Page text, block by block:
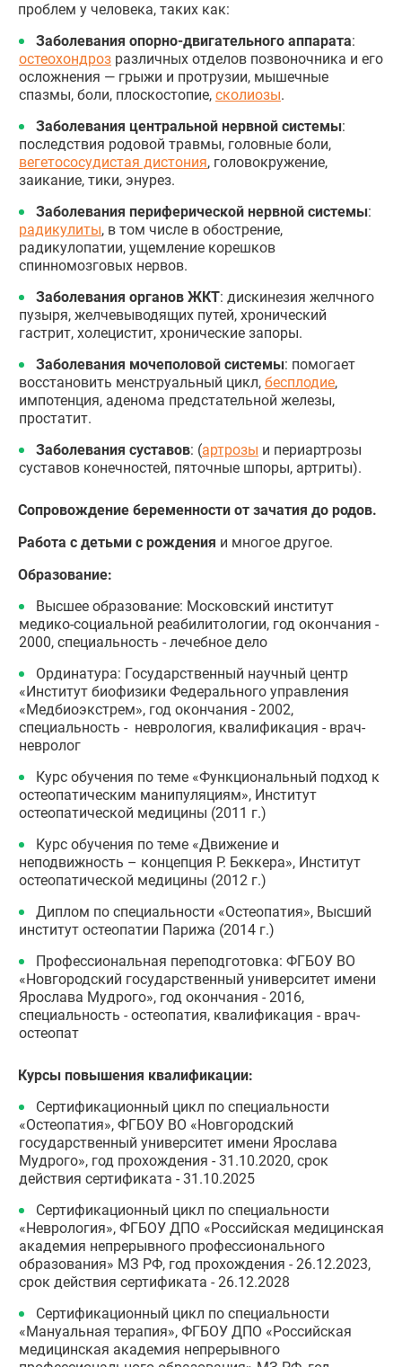
проблем у человека, таких как:
Заболевания опорно-двигательного аппарата:
остеохондроз различных отделов позвоночника и его
осложнения — грыжи и протрузии, мышечные
спазмы, боли, плоскостопие, сколиозы.
Заболевания центральной нервной системы:
последствия родовой травмы, головные боли,
вегетососудистая дистония, головокружение,
заикание, тики, энурез.
Заболевания периферической нервной системы:
радикулиты, в том числе в обострение,
радикулопатии, ущемление корешков
спинномозговых нервов.
Заболевания органов ЖКТ: дискинезия желчного
пузыря, желчевыводящих путей, хронический
гастрит, холецистит, хронические запоры.
Заболевания мочеполовой системы: помогает
восстановить менструальный цикл, бесплодие,
импотенция, аденома предстательной железы,
простатит.
Заболевания суставов: (артрозы и периартрозы
суставов конечностей, пяточные шпоры, артриты).
Сопровождение беременности от зачатия до родов.
Работа с детьми с рождения и многое другое.
Образование:
Высшее образование: Московский институт
медико-социальной реабилитологии, год окончания -
2000, специальность - лечебное дело
Ординатура: Государственный научный центр
«Институт биофизики Федерального управления
«Медбиоэкстрем», год окончания - 2002,
специальность - неврология, квалификация - врач-
невролог
Курс обучения по теме «Функциональный подход к
остеопатическим манипуляциям», Институт
остеопатической медицины (2011 г.)
Курс обучения по теме «Движение и
неподвижность – концепция Р. Беккера», Институт
остеопатической медицины (2012 г.)
Диплом по специальности «Остеопатия», Высший
институт остеопатии Парижа (2014 г.)
Профессиональная переподготовка: ФГБОУ ВО
«Новгородский государственный университет имени
Ярослава Мудрого», год окончания - 2016,
специальность - остеопатия, квалификация - врач-
остеопат
Курсы повышения квалификации:
Сертификационный цикл по специальности
«Остеопатия», ФГБОУ ВО «Новгородский
государственный университет имени Ярослава
Мудрого», год прохождения - 31.10.2020, срок
действия сертификата - 31.10.2025
Сертификационный цикл по специальности
«Неврология», ФГБОУ ДПО «Российская медицинская
академия непрерывного профессионального
образования» МЗ РФ, год прохождения - 26.12.2023,
срок действия сертификата - 26.12.2028
Сертификационный цикл по специальности
«Мануальная терапия», ФГБОУ ДПО «Российская
медицинская академия непрерывного